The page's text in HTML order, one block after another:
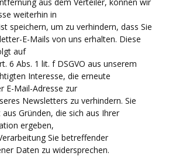
weiterhin in
speichern, um zu verhindern, dass Sie
E-Mails von uns erhalten. Diese
auf
6 Abs. 1 lit. f DSGVO aus unserem
Interesse, die erneute
E-Mail-Adresse zur
Newsletters zu verhindern. Sie
Gründen, die sich aus Ihrer
ergeben,
Sie betreffender
Daten zu widersprechen.